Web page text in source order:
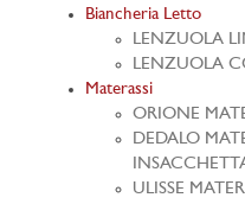
Biancheria Letto
LENZUOLA
LENZUOLA
Materassi
ORIONE
DEDALO
ULISSE